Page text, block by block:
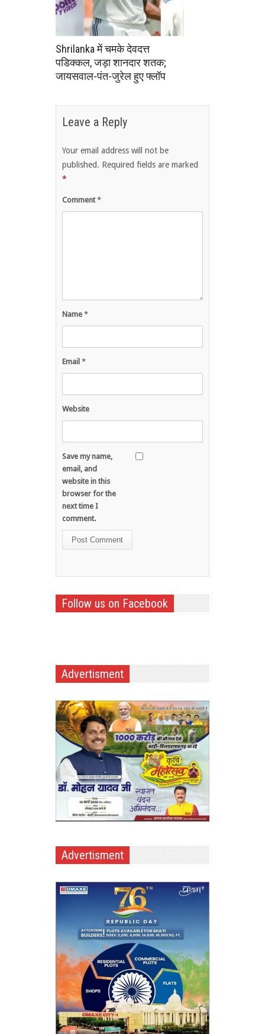
Shrilanka में चमके देवदत्त
पडिक्कल, जड़ा शानदार शतक;
जायसवाल-पंत-जुरेल हुए फ्लॉप
Leave a Reply
Your email address will not be
published. Required fields are marked
*
Comment*
Name *
Email *
Website
Save my name,
email, and
website in this
browser for the
next time I
comment.
Follow us on Facebook
Advertisment
Advertisment